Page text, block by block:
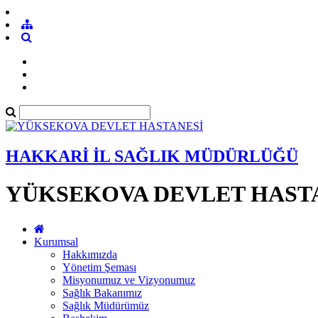
HAKKARİ İL SAĞLIK MÜDÜRLÜĞÜ
YÜKSEKOVA DEVLET
Kurumsal
Hakkımızda
Yönetim Şeması
Misyonumuz ve Vizyonumuz
Sağlık Bakanımız
Sağlık Müdürümüz